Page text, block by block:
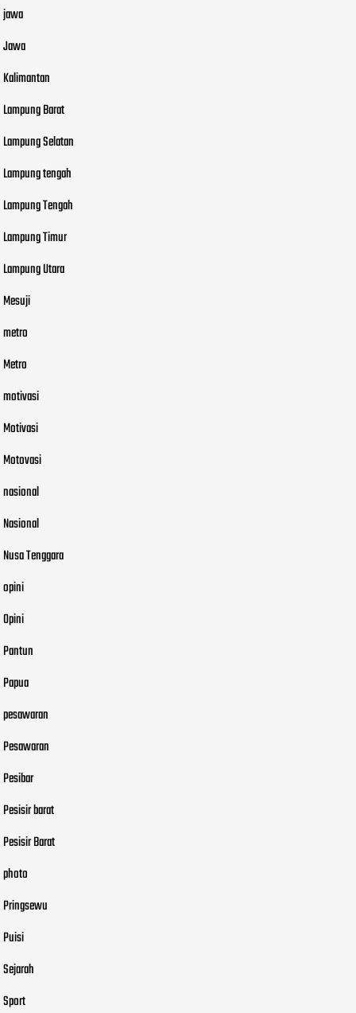
jawa
Jawa
Kalimantan
Lampung Barat
Lampung Selatan
Lampung tengah
Lampung Tengah
Lampung Timur
Lampung Utara
Mesuji
metro
Metro
motivasi
Motivasi
Motovasi
nasional
Nasional
Nusa Tenggara
opini
Opini
Pantun
Papua
pesawaran
Pesawaran
Pesibar
Pesisir barat
Pesisir Barat
photo
Pringsewu
Puisi
Sejarah
Sport